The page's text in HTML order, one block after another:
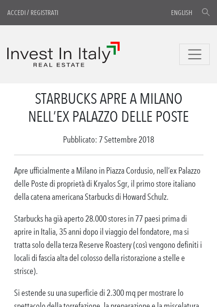
ACCEDI/ REGISTRATI ENGLISH
STARBUCKS APRE A MILANO
NELL’EX PALAZZO DELLE POSTE
Pubblicato: 7 Settembre 2018
Apre ufficialmente a Milano in Piazza Cordusio, nell’ex Palazzo
delle Poste di proprietà di Kryalos Sgr, il primo store italiano
della catena americana Starbucks di Howard Schulz.
Starbucks ha già aperto 28.000 stores in 77 paesi prima di
aprire in Italia, 35 anni dopo il viaggio del fondatore, ma si
tratta solo della terza Reserve Roastery (così vengono definiti i
locali di fascia alta del colosso della ristorazione a stelle e
strisce).
Si estende su una superficie di 2.300 mq per mostrare lo